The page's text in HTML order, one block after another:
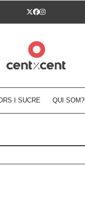
Twitter
Facebook
Instagram
I SUCRE QUI SOM?